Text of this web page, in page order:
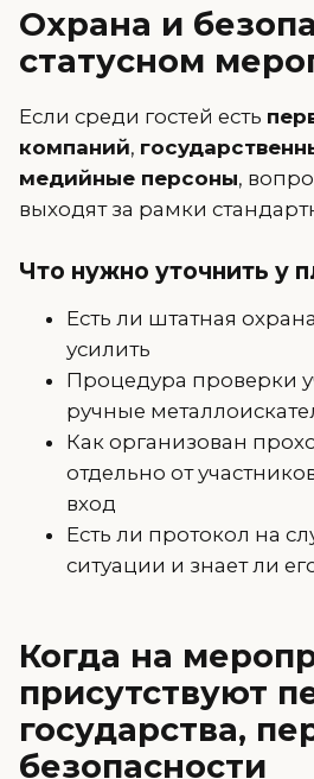
Охрана и
статусном
Если среди гостей есть
компаний,
медийные персоны,
выходят за рамки
Что нужно уточнить у
Есть ли штатная
усилить
Процедура проверки
ручные
Как организован
отдельно от
вход
Есть ли протокол на
ситуации и знает ли
Когда на
присутствуют
государства,
безопасности